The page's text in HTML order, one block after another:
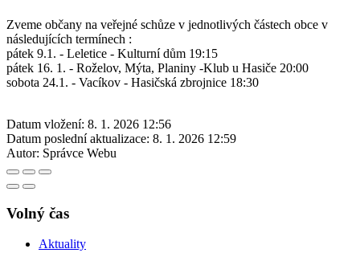
Zveme občany na veřejné schůze v jednotlivých částech obce v
následujících termínech :
pátek 9.1. - Leletice - Kulturní dům 19:15
pátek 16. 1. - Roželov, Mýta, Planiny -Klub u Hasiče 20:00
sobota 24.1. - Vacíkov - Hasičská zbrojnice 18:30
Datum vložení: 8. 1. 2026 12:56
Datum poslední aktualizace: 8. 1. 2026 12:59
Autor: Správce Webu
Volný čas
Aktuality